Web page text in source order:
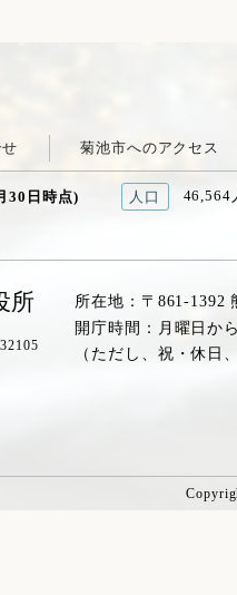
菊池市へのアクセス
30日時点) 人口 46,564
所 所在地：〒861-1392
開庁時間：月曜日か
（ただし、祝・休日